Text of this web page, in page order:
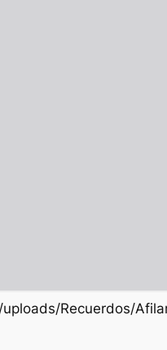
Recuerdos/